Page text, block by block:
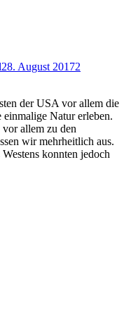
28. August 20172
der USA vor allem die
Natur erleben.
allem zu den
wir mehrheitlich aus.
konnten jedoch